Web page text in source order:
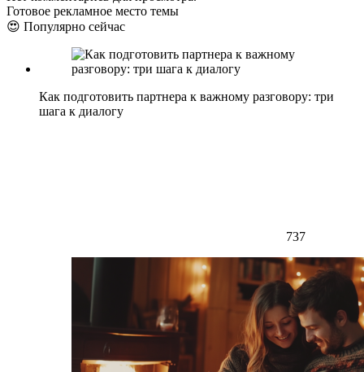
Готовое рекламное место темы
😍 Популярно сейчас
Как подготовить партнера к важному разговору: три
шага к диалогу
737